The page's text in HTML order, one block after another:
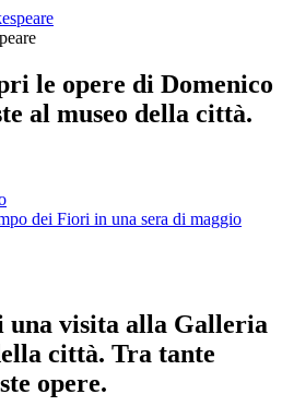
le opere di Domenico
al museo della città.
dei Fiori in una sera di maggio
una visita alla Galleria
città. Tra tante
opere.